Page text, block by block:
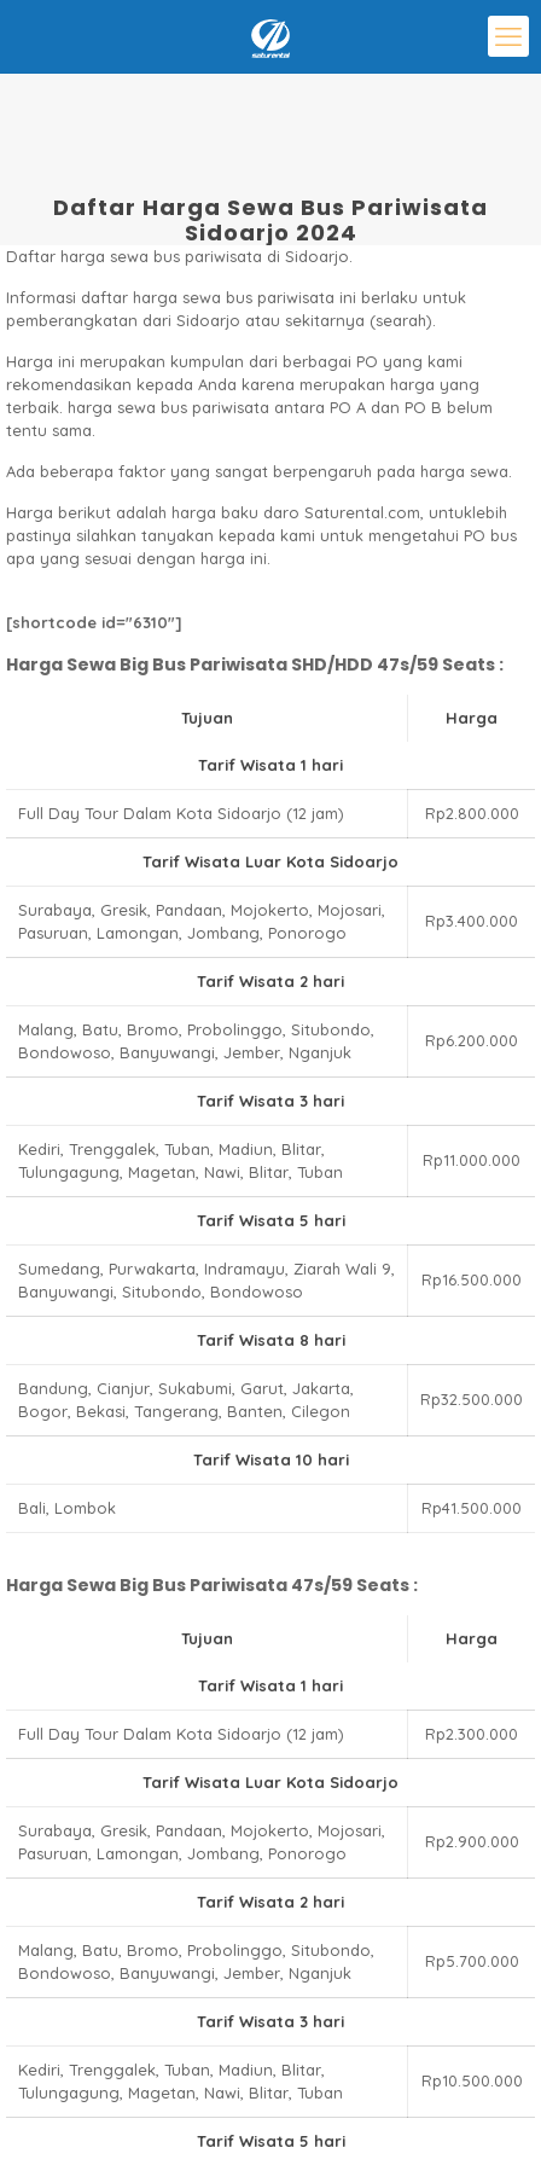
Daftar Harga Sewa Bus Pariwisata
Sidoarjo 2024
Daftar harga sewa bus pariwisata di Sidoarjo.
Informasi daftar harga sewa bus pariwisata ini berlaku untuk
pemberangkatan dari Sidoarjo atau sekitarnya (searah).
Harga ini merupakan kumpulan dari berbagai PO yang kami
rekomendasikan kepada Anda karena merupakan harga yang
terbaik. harga sewa bus pariwisata antara PO A dan PO B belum
tentu sama.
Ada beberapa faktor yang sangat berpengaruh pada harga sewa.
Harga berikut adalah harga baku daro Saturental.com, untuklebih
pastinya silahkan tanyakan kepada kami untuk mengetahui PO bus
apa yang sesuai dengan harga ini.
[shortcode id="6310"]
Harga Sewa Big Bus Pariwisata SHD/HDD 47s/59 Seats :
Tujuan Harga
Tarif Wisata 1 hari
Full Day Tour Dalam Kota Sidoarjo (12 jam) Rp2.800.000
Tarif Wisata Luar Kota Sidoarjo
Surabaya, Gresik, Pandaan, Mojokerto, Mojosari,
Pasuruan, Lamongan, Jombang, Ponorogo
Rp3.400.000
Tarif Wisata 2 hari
Malang, Batu, Bromo, Probolinggo, Situbondo,
Bondowoso, Banyuwangi, Jember, Nganjuk
Rp6.200.000
Tarif Wisata 3 hari
Kediri, Trenggalek, Tuban, Madiun, Blitar,
Tulungagung, Magetan, Nawi, Blitar, Tuban
Rp11.000.000
Tarif Wisata 5 hari
Sumedang, Purwakarta, Indramayu, Ziarah Wali 9,
Banyuwangi, Situbondo, Bondowoso
Rp16.500.000
Tarif Wisata 8 hari
Bandung, Cianjur, Sukabumi, Garut, Jakarta,
Bogor, Bekasi, Tangerang, Banten, Cilegon
Rp32.500.000
Tarif Wisata 10 hari
Bali, Lombok Rp41.500.000
Harga Sewa Big Bus Pariwisata 47s/59 Seats :
Tujuan Harga
Tarif Wisata 1 hari
Full Day Tour Dalam Kota Sidoarjo (12 jam) Rp2.300.000
Tarif Wisata Luar Kota Sidoarjo
Surabaya, Gresik, Pandaan, Mojokerto, Mojosari,
Pasuruan, Lamongan, Jombang, Ponorogo
Rp2.900.000
Tarif Wisata 2 hari
Malang, Batu, Bromo, Probolinggo, Situbondo,
Bondowoso, Banyuwangi, Jember, Nganjuk
Rp5.700.000
Tarif Wisata 3 hari
Kediri, Trenggalek, Tuban, Madiun, Blitar,
Tulungagung, Magetan, Nawi, Blitar, Tuban
Rp10.500.000
Tarif Wisata 5 hari